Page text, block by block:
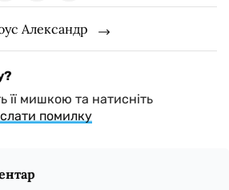
Александр
її мишкою та натисніть
помилку